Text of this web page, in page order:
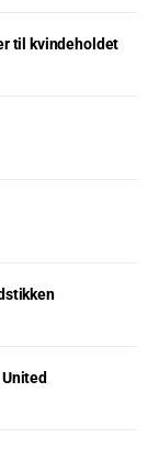
til kvindeholdet